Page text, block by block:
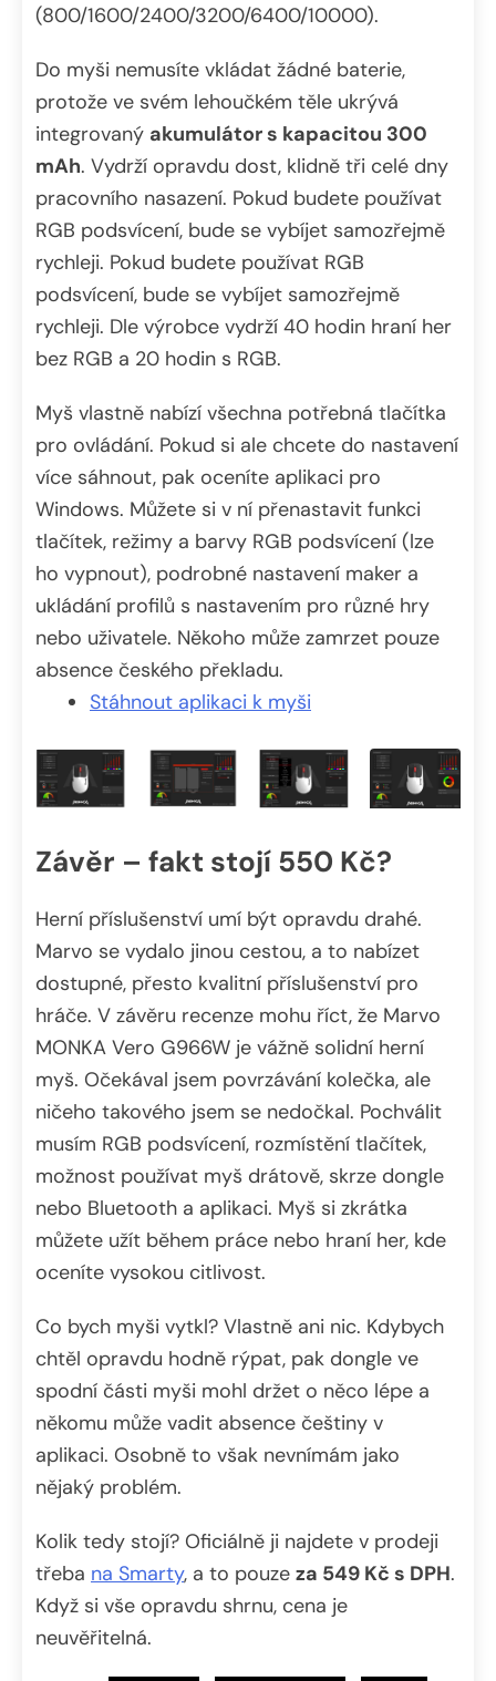
(800/1600/2400/3200/6400/10000).
Do myši nemusíte vkládat žádné baterie,
protože ve svém lehoučkém těle ukrývá
integrovaný akumulátor s kapacitou 300
mAh. Vydrží opravdu dost, klidně tři celé dny
pracovního nasazení. Pokud budete používat
RGB podsvícení, bude se vybíjet samozřejmě
rychleji. Pokud budete používat RGB
podsvícení, bude se vybíjet samozřejmě
rychleji. Dle výrobce vydrží 40 hodin hraní her
bez RGB a 20 hodin s RGB.
Myš vlastně nabízí všechna potřebná tlačítka
pro ovládání. Pokud si ale chcete do nastavení
více sáhnout, pak oceníte aplikaci pro
Windows. Můžete si v ní přenastavit funkci
tlačítek, režimy a barvy RGB podsvícení (lze
ho vypnout), podrobné nastavení maker a
ukládání profilů s nastavením pro různé hry
nebo uživatele. Někoho může zamrzet pouze
absence českého překladu.
Stáhnout aplikaci k myši
Závěr – fakt stojí 550 Kč?
Herní příslušenství umí být opravdu drahé.
Marvo se vydalo jinou cestou, a to nabízet
dostupné, přesto kvalitní příslušenství pro
hráče. V závěru recenze mohu říct, že Marvo
MONKA Vero G966W je vážně solidní herní
myš. Očekával jsem povrzávání kolečka, ale
ničeho takového jsem se nedočkal. Pochválit
musím RGB podsvícení, rozmístění tlačítek,
možnost používat myš drátově, skrze dongle
nebo Bluetooth a aplikaci. Myš si zkrátka
můžete užít během práce nebo hraní her, kde
oceníte vysokou citlivost.
Co bych myši vytkl? Vlastně ani nic. Kdybych
chtěl opravdu hodně rýpat, pak dongle ve
spodní části myši mohl držet o něco lépe a
někomu může vadit absence češtiny v
aplikaci. Osobně to však nevnímám jako
nějaký problém.
Kolik tedy stojí? Oficiálně ji najdete v prodeji
třeba na Smarty, a to pouze za 549 Kč s DPH.
Když si vše opravdu shrnu, cena je
neuvěřitelná.